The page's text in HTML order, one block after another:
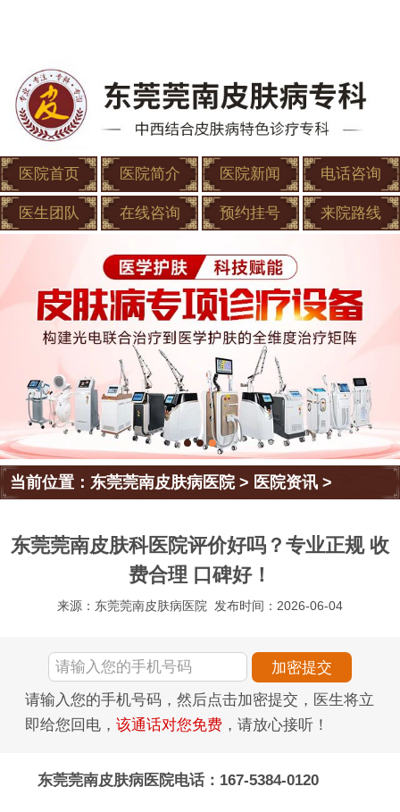
医院首页 医院简介 医院新闻 电话咨询
医生团队 在线咨询 预约挂号 来院路线
当前位置：东莞莞南皮肤病医院> 医院资讯 >
东莞莞南皮肤科医院评价好吗？专业正规 收
费合理 口碑好！
来源：东莞莞南皮肤病医院 发布时间：2026-06-04
请输入您的手机号码，然后点击加密提交，医生将立
即给您回电， 该通话对您免费 ，请放心接听！
东莞莞南皮肤病医院电话：167-5384-0120